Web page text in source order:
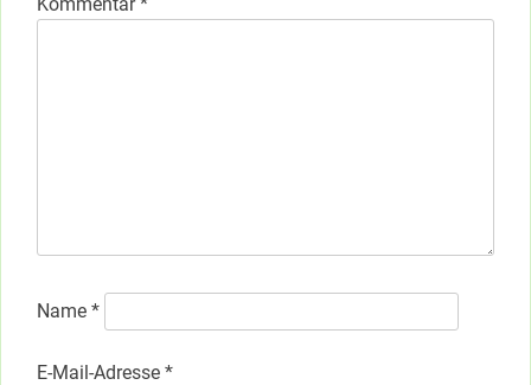
Name *
E-Mail-Adresse *